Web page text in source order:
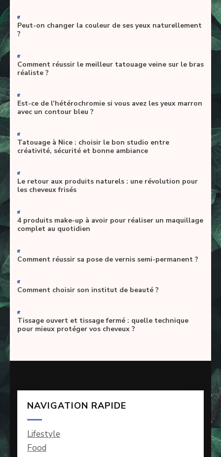
-
Peut-on changer la couleur de ses yeux naturellement
?
-
Comment réussir le meilleur tatouage veine sur le bras
réaliste ?
-
Est-ce de l’hétérochromie si vous avez les yeux marron
avec un contour bleu ?
-
Tatouage à Nice : choisir le bon studio entre
créativité, sécurité et bonne ambiance
-
Le retour aux produits naturels : une révolution pour
les cheveux frisés
-
4 produits make-up à avoir pour réaliser un maquillage
complet au quotidien
-
Comment réussir sa pose de vernis semi-permanent ?
-
Comment choisir son institut de beauté ?
-
Tissage ouvert et tissage fermé : quelle technique
pour mieux protéger vos cheveux ?
NAVIGATION RAPIDE
Lifestyle
Food